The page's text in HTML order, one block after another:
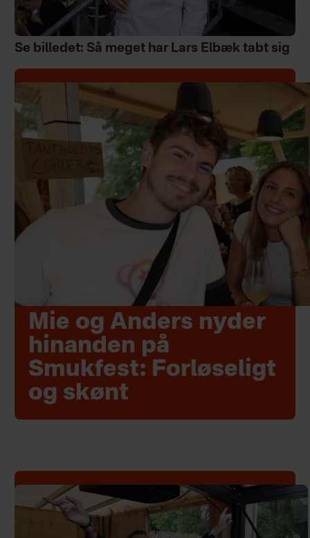
Se billedet: Så meget har Lars Elbæk tabt sig
Mie og Anders nyder
hinanden på
Smukfest: Forløseligt
og skønt